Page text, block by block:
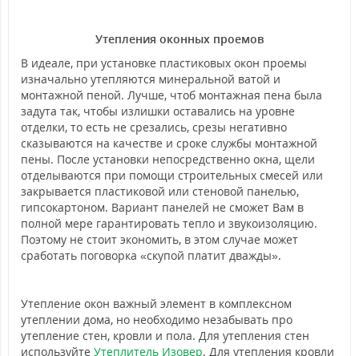
Утепления оконных проемов
В идеале, при установке пластиковых окон проемы
изначально утепляются минеральной ватой и
монтажной пеной. Лучше, чтоб монтажная пена была
задута так, чтобы излишки оставались на уровне
отделки, то есть не срезались, срезы негативно
сказываются на качестве и сроке службы монтажной
пены. После установки непосредственно окна, щели
отделываются при помощи строительных смесей или
закрывается пластиковой или стеновой панелью,
гипсокартоном. Вариант панелей не сможет Вам в
полной мере гарантировать тепло и звукоизоляцию.
Поэтому не стоит экономить, в этом случае может
сработать поговорка «скупой платит дважды».
Утепление окон важный элемент в комплексном
утеплении дома, но необходимо незабывать про
утепление стен, кровли и пола. Для утепления стен
используйте Утеплитель Изовер. Для утепления кровли